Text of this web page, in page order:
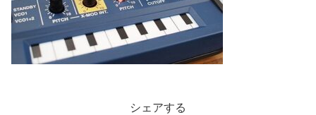
シェアする